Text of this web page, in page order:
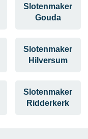
Slotenmaker
Gouda
Slotenmaker
Hilversum
Slotenmaker
Ridderkerk